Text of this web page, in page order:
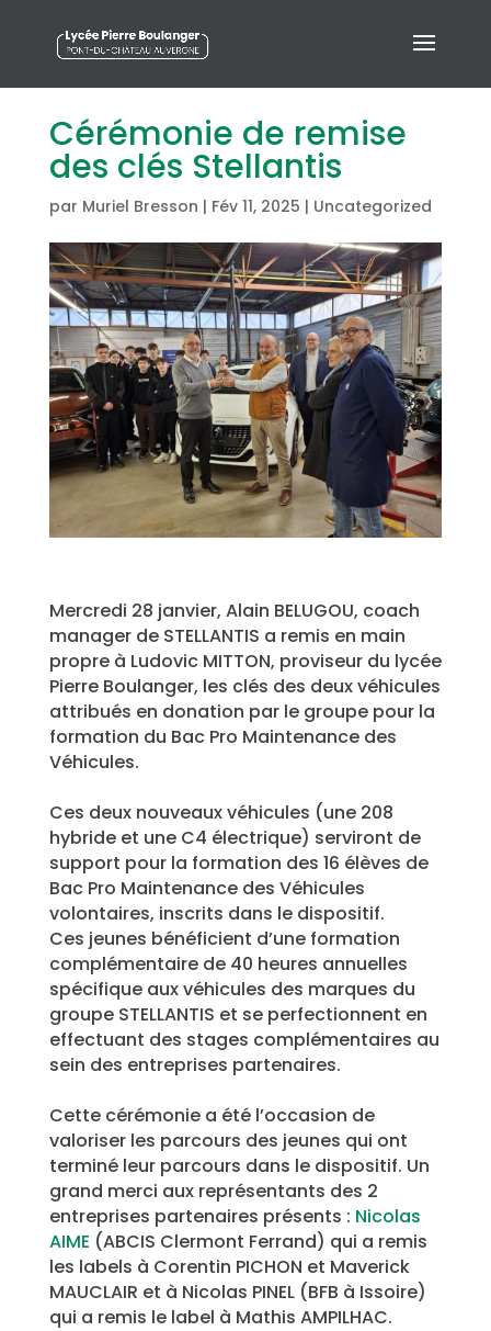
Cérémonie de remise
des clés Stellantis
par Muriel Bresson | Fév 11, 2025 | Uncategorized
Mercredi 28 janvier, Alain BELUGOU, coach
manager de STELLANTIS a remis en main
propre à Ludovic MITTON, proviseur du lycée
Pierre Boulanger, les clés des deux véhicules
attribués en donation par le groupe pour la
formation du Bac Pro Maintenance des
Véhicules.
Ces deux nouveaux véhicules (une 208
hybride et une C4 électrique) serviront de
support pour la formation des 16 élèves de
Bac Pro Maintenance des Véhicules
volontaires, inscrits dans le dispositif.
Ces jeunes bénéficient d’une formation
complémentaire de 40 heures annuelles
spécifique aux véhicules des marques du
groupe STELLANTIS et se perfectionnent en
effectuant des stages complémentaires au
sein des entreprises partenaires.
Cette cérémonie a été l’occasion de
valoriser les parcours des jeunes qui ont
terminé leur parcours dans le dispositif. Un
grand merci aux représentants des 2
entreprises partenaires présents : Nicolas
AIME (ABCIS Clermont Ferrand) qui a remis
les labels à Corentin PICHON et Maverick
MAUCLAIR et à Nicolas PINEL (BFB à Issoire)
qui a remis le label à Mathis AMPILHAC.